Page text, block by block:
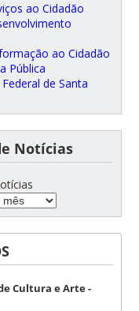
ao Cidadão
ao Cidadão
Pública
de Santa
Notícias
Cultura e Arte -